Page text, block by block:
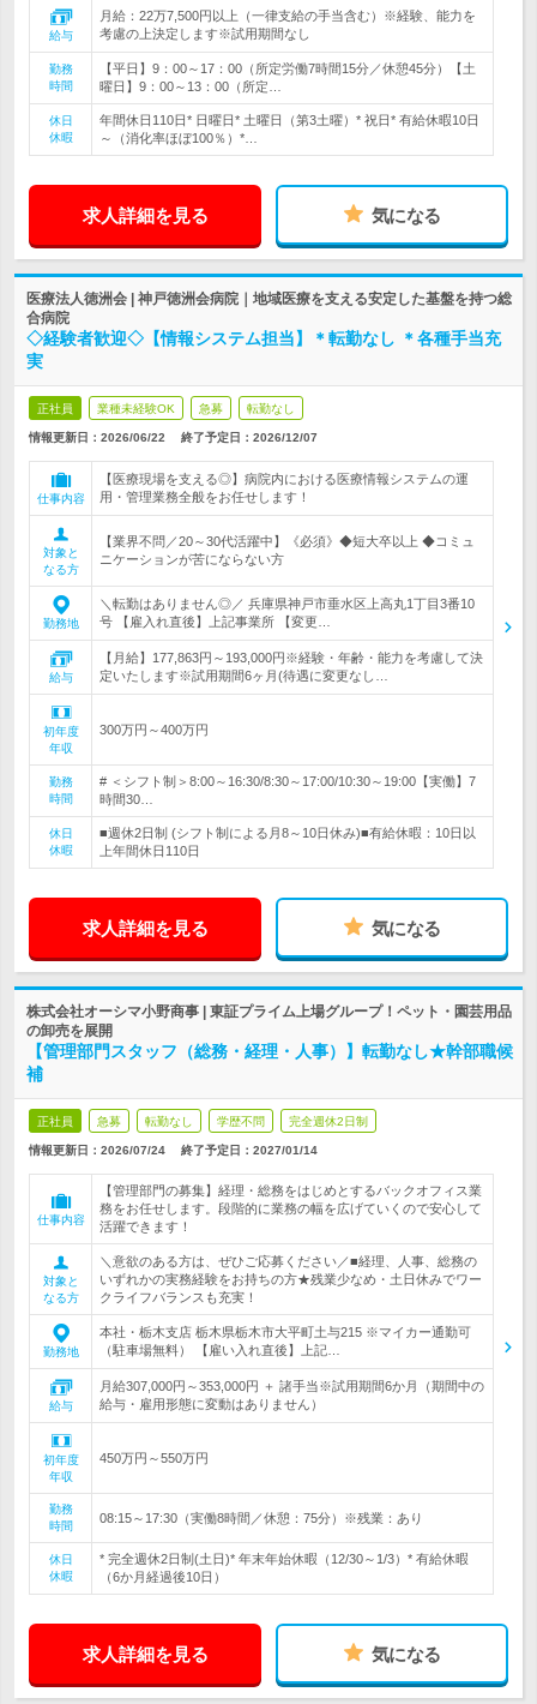
給与
月給：22万7,500円以上（一律支給の手当含む）※経験、能力を
考慮の上決定します※試用期間なし
勤務
時間
【平日】9：00～17：00（所定労働7時間15分／休憩45分）【土
曜日】9：00～13：00（所定…
休日
休暇
年間休日110日* 日曜日* 土曜日（第3土曜）* 祝日* 有給休暇10日
～（消化率ほぼ100％）*…
求人詳細を見る 気になる
医療法人徳洲会 | 神戸徳洲会病院｜地域医療を支える安定した基盤を持つ総
合病院
◇経験者歓迎◇【情報システム担当】＊転勤なし ＊各種手当充
実
正社員 業種未経験OK 急募 転勤なし
情報更新日：2026/06/22 終了予定日： 2026/12/07
仕事内容
【医療現場を支える◎】病院内における医療情報システムの運
用・管理業務全般をお任せします！
対象と
なる方
【業界不問／20～30代活躍中】《必須》◆短大卒以上 ◆コミュ
ニケーションが苦にならない方
勤務地
＼転勤はありません◎／ 兵庫県神戸市垂水区上高丸1丁目3番10
号 【雇入れ直後】上記事業所 【変更…
給与
【月給】177,863円～193,000円※経験・年齢・能力を考慮して決
定いたします※試用期間6ヶ月(待遇に変更なし…
初年度
年収
300万円～400万円
勤務
時間
# ＜シフト制＞8:00～16:30/8:30～17:00/10:30～19:00【実働】7
時間30…
休日
休暇
■週休2日制 (シフト制による月8～10日休み)■有給休暇：10日以
上年間休日110日
求人詳細を見る 気になる
株式会社オーシマ小野商事 | 東証プライム上場グループ！ペット・園芸用品
の卸売を展開
【管理部門スタッフ（総務・経理・人事）】転勤なし★幹部職候
補
正社員 急募 転勤なし 学歴不問 完全週休2日制
情報更新日：2026/07/24 終了予定日： 2027/01/14
仕事内容
【管理部門の募集】経理・総務をはじめとするバックオフィス業
務をお任せします。段階的に業務の幅を広げていくので安心して
活躍できます！
対象と
なる方
＼意欲のある方は、ぜひご応募ください／■経理、人事、総務の
いずれかの実務経験をお持ちの方★残業少なめ・土日休みでワー
クライフバランスも充実！
勤務地
本社・栃木支店 栃木県栃木市大平町土与215 ※マイカー通勤可
（駐車場無料） 【雇い入れ直後】上記…
給与
月給307,000円～353,000円 ＋ 諸手当※試用期間6か月（期間中の
給与・雇用形態に変動はありません）
初年度
年収
450万円～550万円
勤務
時間
08:15～17:30（実働8時間／休憩：75分）※残業：あり
休日
休暇
* 完全週休2日制(土日)* 年末年始休暇（12/30～1/3）* 有給休暇
（6か月経過後10日）
求人詳細を見る 気になる